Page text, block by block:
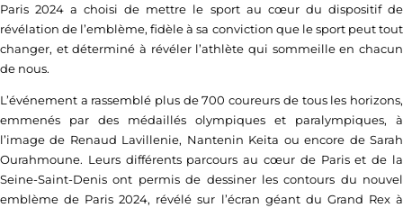
Paris 2024 a choisi de mettre le sport au cœur du dispositif de
révélation de l’emblème, fidèle à sa conviction que le sport peut tout
changer, et déterminé à révéler l’athlète qui sommeille en chacun
de nous.
L’événement a rassemblé plus de 700 coureurs de tous les horizons,
emmenés par des médaillés olympiques et paralympiques, à
l’image de Renaud Lavillenie, Nantenin Keita ou encore de Sarah
Ourahmoune. Leurs différents parcours au cœur de Paris et de la
Seine-Saint-Denis ont permis de dessiner les contours du nouvel
emblème de Paris 2024, révélé sur l’écran géant du Grand Rex à